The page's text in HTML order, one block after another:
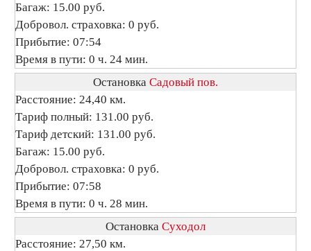
Багаж: 15.00 руб.
Добровол. страховка: 0 руб.
Прибытие: 07:54
Время в пути: 0 ч. 24 мин.
Остановка Садовый пов.
Расстояние: 24,40 км.
Тариф полный: 131.00 руб.
Тариф детский: 131.00 руб.
Багаж: 15.00 руб.
Добровол. страховка: 0 руб.
Прибытие: 07:58
Время в пути: 0 ч. 28 мин.
Остановка Суходол
Расстояние: 27,50 км.